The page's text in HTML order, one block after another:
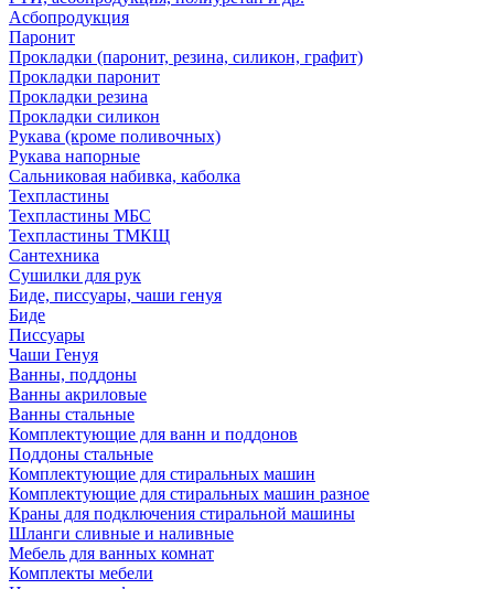
Асбопродукция
Паронит
Прокладки (паронит, резина, силикон, графит)
Прокладки паронит
Прокладки резина
Прокладки силикон
Рукава (кроме поливочных)
Рукава напорные
Сальниковая набивка, каболка
Техпластины
Техпластины МБС
Техпластины ТМКЩ
Сантехника
Сушилки для рук
Биде, писсуары, чаши генуя
Биде
Писсуары
Чаши Генуя
Ванны, поддоны
Ванны акриловые
Ванны стальные
Комплектующие для ванн и поддонов
Поддоны стальные
Комплектующие для стиральных машин
Комплектующие для стиральных машин разное
Краны для подключения стиральной машины
Шланги сливные и наливные
Мебель для ванных комнат
Комплекты мебели